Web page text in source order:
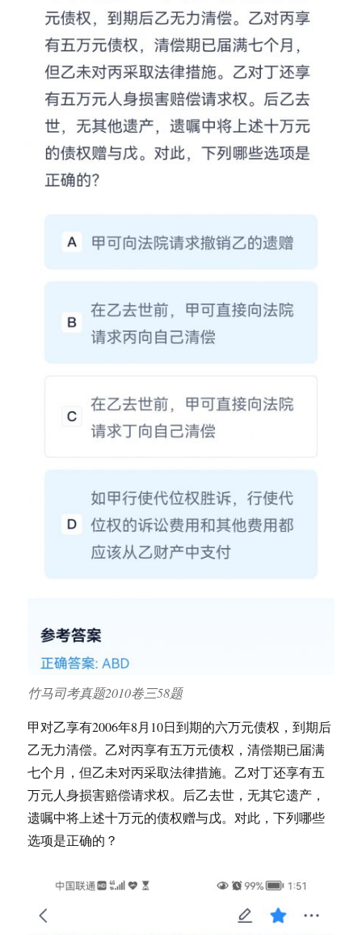
竹马司考真题2010卷三58题
甲对乙享有2006年8月10日到期的六万元债权，到期后
乙无力清偿。乙对丙享有五万元债权，清偿期已届满
七个月，但乙未对丙采取法律措施。乙对丁还享有五
万元人身损害赔偿请求权。后乙去世，无其它遗产，
遗嘱中将上述十万元的债权赠与戊。对此，下列哪些
选项是正确的？